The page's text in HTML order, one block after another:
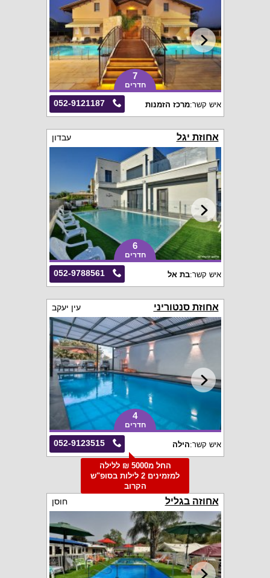
7
חדרים
052-9121187 איש קשר:מרכז הזמנות
אחוזת יגל עבדון
6
חדרים
052-9788561 איש קשר:בת אל
אחוזת סנטוריני עין יעקב
4
חדרים
052-9123515 איש קשר:הילה
החל מ5000 ₪ ללילה
למזמינים 2 לילות בסופ"ש
הקרוב
אחוזה בגליל חוסן